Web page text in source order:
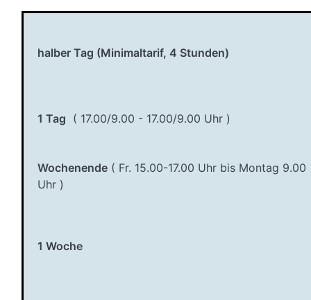
halber Tag (Minimaltarif, 4 Stunden)
1 Tag ( 17.00/9.00 - 17.00/9.00 Uhr )
Wochenende ( Fr. 15.00-17.00 Uhr bis Montag 9.00
Uhr )
1 Woche